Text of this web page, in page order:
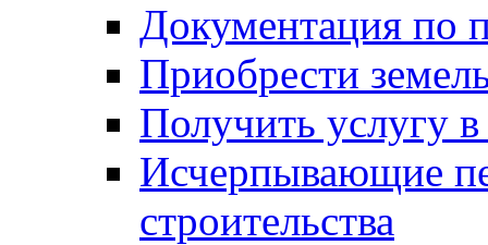
Документация по
Приобрести
Получить услугу в
Исчерпывающие
строительства